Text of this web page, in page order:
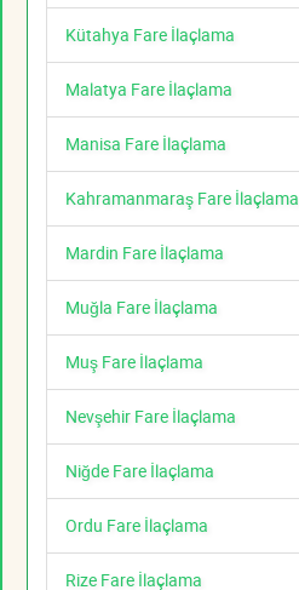
Kütahya Fare İlaçlama
Malatya Fare İlaçlama
Manisa Fare İlaçlama
Kahramanmaraş Fare İlaçlama
Mardin Fare İlaçlama
Muğla Fare İlaçlama
Muş Fare İlaçlama
Nevşehir Fare İlaçlama
Niğde Fare İlaçlama
Ordu Fare İlaçlama
Rize Fare İlaçlama